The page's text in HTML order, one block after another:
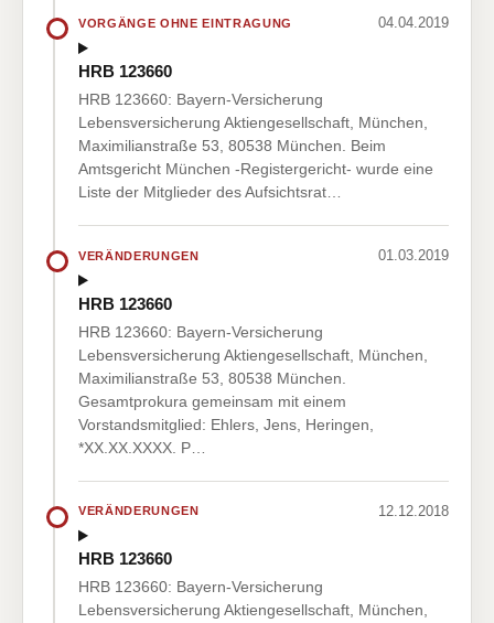
VORGÄNGE OHNE EINTRAGUNG 04.04.2019
HRB 123660
HRB 123660: Bayern-Versicherung
Lebensversicherung Aktiengesellschaft, München,
Maximilianstraße 53, 80538 München. Beim
Amtsgericht München -Registergericht- wurde eine
Liste der Mitglieder des Aufsichtsrat…
VERÄNDERUNGEN 01.03.2019
HRB 123660
HRB 123660: Bayern-Versicherung
Lebensversicherung Aktiengesellschaft, München,
Maximilianstraße 53, 80538 München.
Gesamtprokura gemeinsam mit einem
Vorstandsmitglied: Ehlers, Jens, Heringen,
*XX.XX.XXXX. P…
VERÄNDERUNGEN 12.12.2018
HRB 123660
HRB 123660: Bayern-Versicherung
Lebensversicherung Aktiengesellschaft, München,